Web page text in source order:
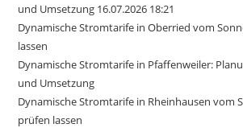
und Umsetzung 16.07.2026 18:21
Dynamische Stromtarife in Oberried vom
lassen
Dynamische Stromtarife in Pfaffenweiler:
und Umsetzung
Dynamische Stromtarife in Rheinhausen vom
prüfen lassen